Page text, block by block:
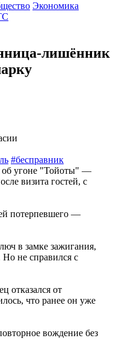
Экономика
лишённик
#бесправник
об угоне "Тойоты" —
визита гостей, с
потерпевшего —
в замке зажигания,
Но не справился с
отказался от
что ранее он уже
вождение без